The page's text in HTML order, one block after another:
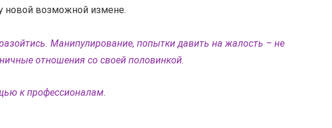
новой возможной измене.
Манипулирование, попытки давить на жалость – не
отношения со своей половинкой.
к профессионалам.